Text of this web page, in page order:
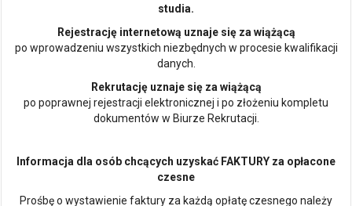
studia.
Rejestrację internetową uznaje się za wiążącą
po wprowadzeniu wszystkich niezbędnych w procesie kwalifikacji
danych.
Rekrutację uznaje się za wiążącą
po poprawnej rejestracji elektronicznej i po złożeniu kompletu
dokumentów w Biurze Rekrutacji.
Informacja dla osób chcących uzyskać FAKTURY za opłacone
czesne
Prośbę o wystawienie faktury za każdą opłatę czesnego należy